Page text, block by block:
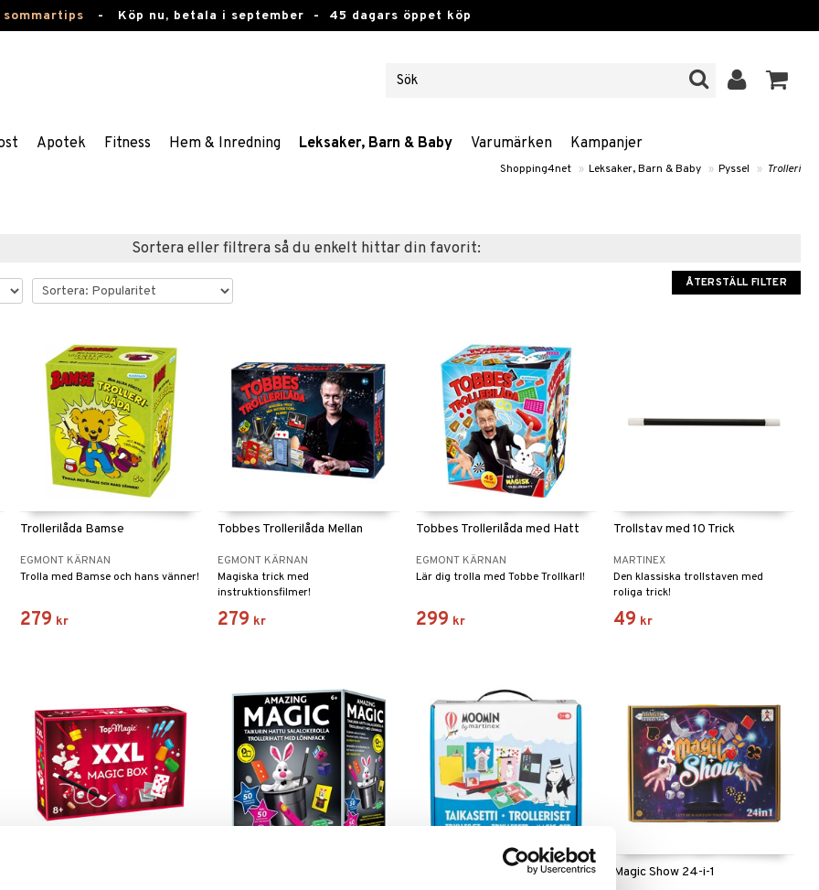
- Köp nu, betala i september - 45 dagars öppet köp
Apotek Fitness Hem & Inredning Leksaker, Barn & Baby Varumärken Kampanjer
Shopping4net » Leksaker, Barn & Baby » Pyssel » Trolleri
Sortera eller filtrera så du enkelt hittar din favorit:
ÅTERSTÄLL FILTER
Trollerilåda Bamse
EGMONT KÄRNAN
Trolla med Bamse och hans vänner!
279 kr
Tobbes Trollerilåda Mellan
EGMONT KÄRNAN
Magiska trick med
instruktionsfilmer!
279 kr
Tobbes Trollerilåda med Hatt
EGMONT KÄRNAN
Lär dig trolla med Tobbe Trollkarl!
299 kr
Trollstav med 10 Trick
MARTINEX
Den klassiska trollstaven med
roliga trick!
49 kr
Mumins Trolleriset 13 delar Magic Show 24-i-1